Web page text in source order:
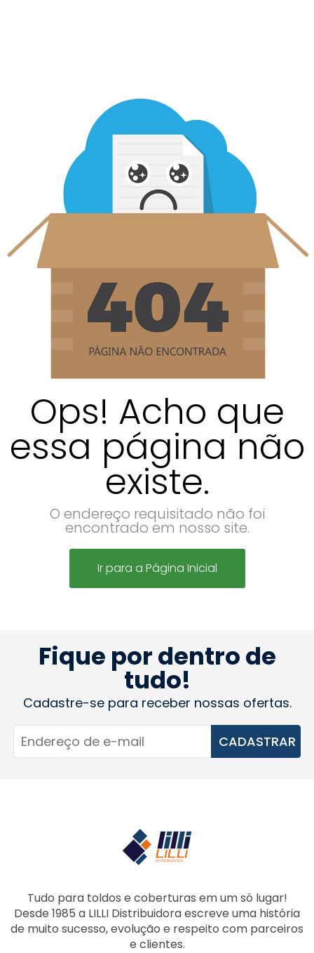
Ops! Acho que
essa página não
existe.
O endereço requisitado não foi
encontrado em nosso site.
Ir para a Página Inicial
Fique por dentro de
tudo!
Cadastre-se para receber nossas ofertas.
CADASTRAR
Tudo para toldos e coberturas em um só lugar!
Desde 1985 a LILLI Distribuidora escreve uma história
de muito sucesso, evolução e respeito com parceiros
e clientes.